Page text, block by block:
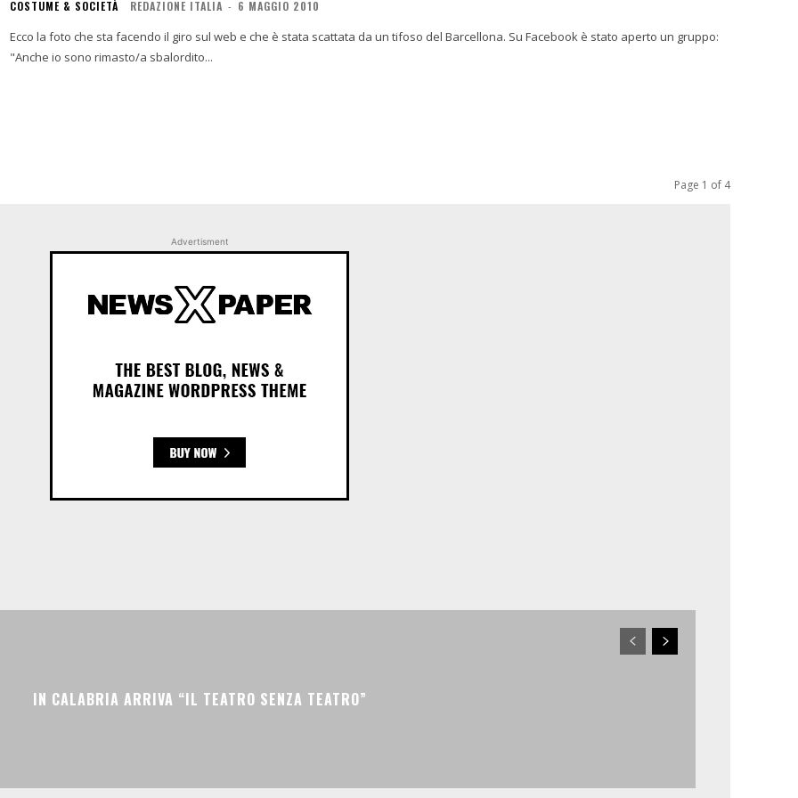
COSTUME & SOCIETÀ REDAZIONE ITALIA - 6 MAGGIO 2010
Ecco la foto che sta facendo il giro sul web e che è stata scattata da un tifoso del Barcellona. Su Facebook è stato aperto un gruppo:
"Anche io sono rimasto/a sbalordito...
Page 1 of 4
Advertisment
IN CALABRIA ARRIVA “IL TEATRO SENZA TEATRO”